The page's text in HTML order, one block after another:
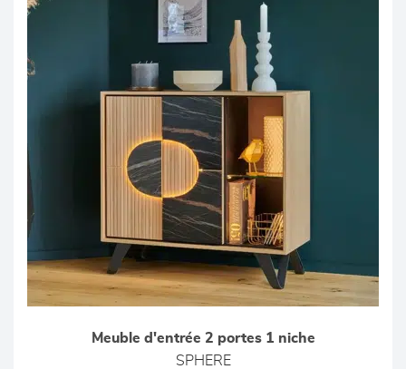
Meuble d'entrée 2 portes 1 niche
SPHERE